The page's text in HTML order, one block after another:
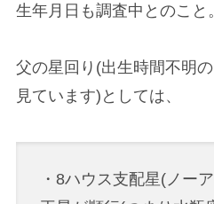
生年月日も調査中とのこと。
父の星回り(出生時間不明
見ています)としては、
・8ハウス支配星(ノー